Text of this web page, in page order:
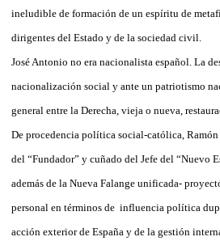
ineludible de formación de un espíritu de
dirigentes del Estado y de la sociedad civil.
José Antonio no era nacionalista español. La
nacionalización social y ante un patriotismo
general entre la Derecha, vieja o nueva,
De procedencia política social-católica, Ramón
del “Fundador” y cuñado del Jefe del “Nuevo
además de la Nueva Falange unificada-
personal en términos de influencia política
acción exterior de España y de la gestión